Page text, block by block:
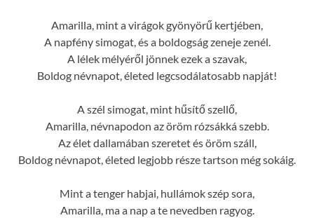
Amarilla, mint a virágok gyönyörű kertjében,
A napfény simogat, és a boldogság zeneje zenél.
A lélek mélyéről jönnek ezek a szavak,
Boldog névnapot, életed legcsodálatosabb napját!
A szél simogat, mint hűsítő szellő,
Amarilla, névnapodon az öröm rózsákká szebb.
Az élet dallamában szeretet és öröm száll,
Boldog névnapot, életed legjobb része tartson még sokáig.
Mint a tenger habjai, hullámok szép sora,
Amarilla, ma a nap a te nevedben ragyog.